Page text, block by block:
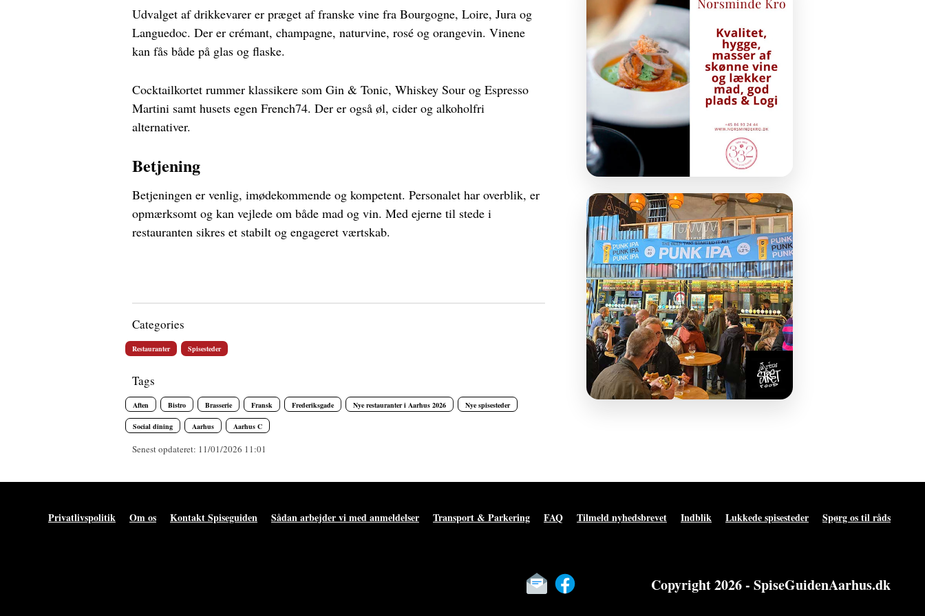
Udvalget af drikkevarer er præget af franske vine fra Bourgogne, Loire, Jura og
Languedoc. Der er crémant, champagne, naturvine, rosé og orangevin. Vinene
kan fås både på glas og flaske.
Cocktailkortet rummer klassikere som Gin & Tonic, Whiskey Sour og Espresso
Martini samt husets egen French74. Der er også øl, cider og alkoholfri
alternativer.
Betjening
Betjeningen er venlig, imødekommende og kompetent. Personalet har overblik, er
opmærksomt og kan vejlede om både mad og vin. Med ejerne til stede i
restauranten sikres et stabilt og engageret værtskab.
Categories
Restauranter Spisesteder
Tags
Aften Bistro Brasserie Fransk Frederiksgade Nye restauranter i Aarhus 2026 Nye spisesteder
Social dining Aarhus Aarhus C
Senest opdateret: 11/01/2026 11:01
Privatlivspolitik Om os Kontakt Spiseguiden Sådan arbejder vi med anmeldelser Transport & Parkering FAQ Tilmeld nyhedsbrevet Indblik Lukkede spisesteder Spørg os til råds
Copyright 2026 - SpiseGuidenAarhus.dk